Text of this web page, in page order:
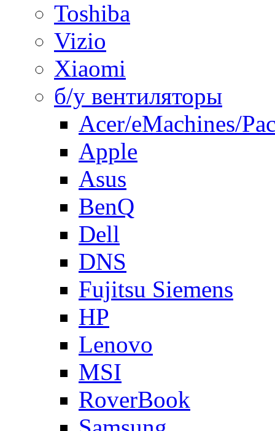
Toshiba
Vizio
Xiaomi
б/у вентиляторы
Acer/eMachines/
Apple
Asus
BenQ
Dell
DNS
Fujitsu Siemens
HP
Lenovo
MSI
RoverBook